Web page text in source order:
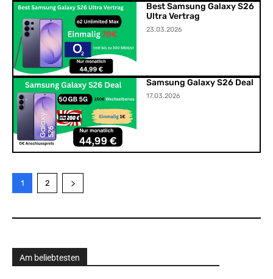
Best Samsung Galaxy S26
Ultra Vertrag
23.03.2026
Samsung Galaxy S26 Deal
17.03.2026
1 2
Am beliebtesten